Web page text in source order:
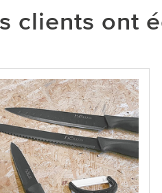
clients ont